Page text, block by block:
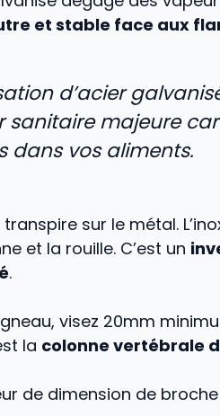
et stable face aux
d’acier
sanitaire majeure
dans vos aliments.
transpire sur le métal.
et la rouille. C’est un
.
visez 20mm
la colonne vertébrale
de dimension de